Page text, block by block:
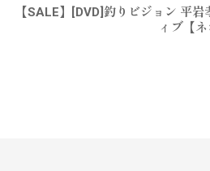
【SALE】[DVD]釣りビジョン 平
ィブ【ネ